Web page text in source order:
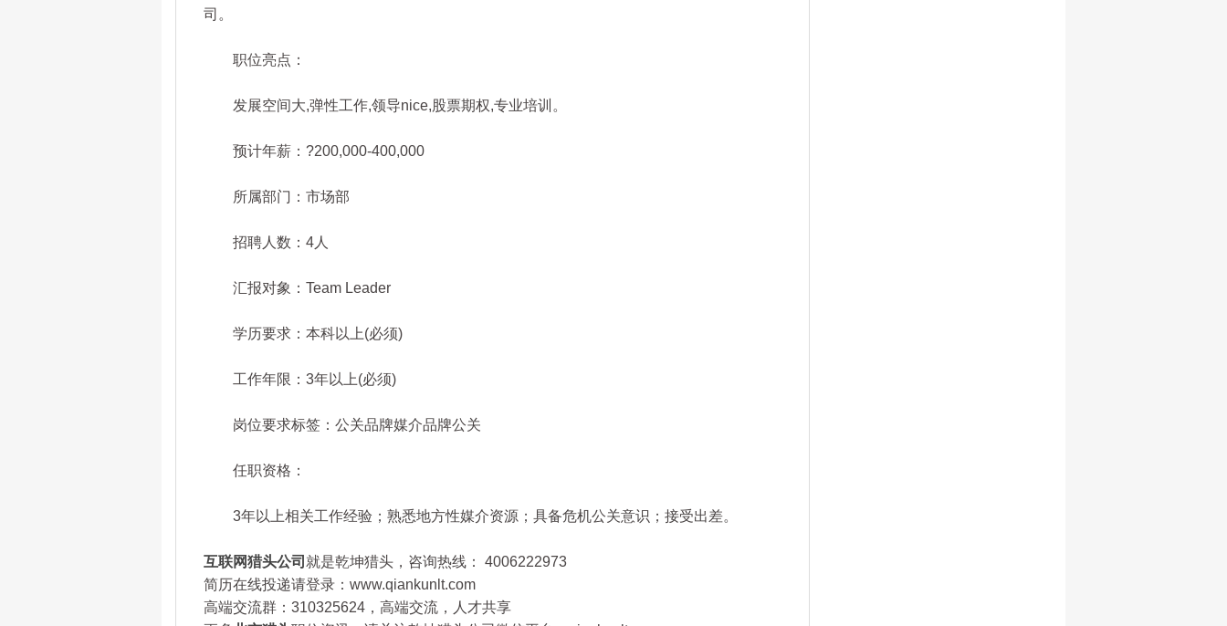
司。
职位亮点：
发展空间大,弹性工作,领导nice,股票期权,专业培训。
预计年薪：?200,000-400,000
所属部门：市场部
招聘人数：4人
汇报对象：Team Leader
学历要求：本科以上(必须)
工作年限：3年以上(必须)
岗位要求标签：公关品牌媒介品牌公关
任职资格：
3年以上相关工作经验；熟悉地方性媒介资源；具备危机公关意识；接受出差。
互联网猎头公司 就是乾坤猎头，咨询热线： 4006222973
简历在线投递请登录：www.qiankunlt.com
高端交流群：310325624，高端交流，人才共享